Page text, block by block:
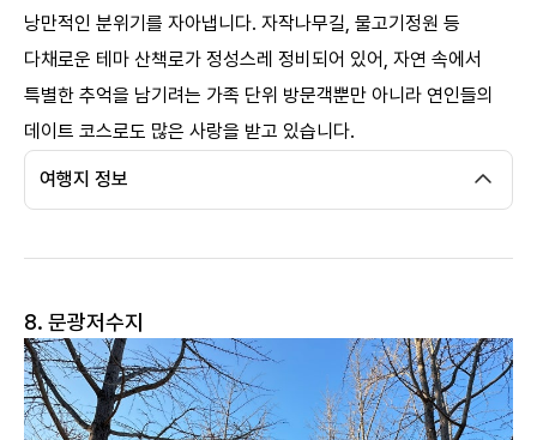
낭만적인 분위기를 자아냅니다. 자작나무길, 물고기정원 등
다채로운 테마 산책로가 정성스레 정비되어 있어, 자연 속에서
특별한 추억을 남기려는 가족 단위 방문객뿐만 아니라 연인들의
데이트 코스로도 많은 사랑을 받고 있습니다.
여행지 정보
8. 문광저수지